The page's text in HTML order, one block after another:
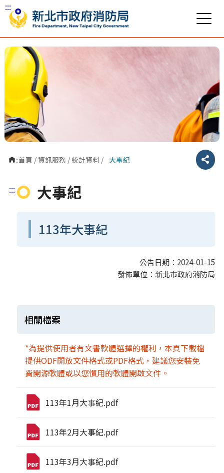
跳到主要內容區塊
:::
:::首頁 / 資訊服務 / 統計資料/ 大事紀 分享
::: 大事紀
113年大事紀
公告日期：2024-01-15
發佈單位：新北市政府消防局
相關檔案
*為提供使用者有文書軟體選擇的權利，本頁下載檔
提供ODF開放文件格式或PDF格式，建議您安裝免
費開源軟體或以您慣用的軟體開啟文件。
113年1月大事紀.pdf
113年2月大事紀.pdf
113年3月大事紀.pdf